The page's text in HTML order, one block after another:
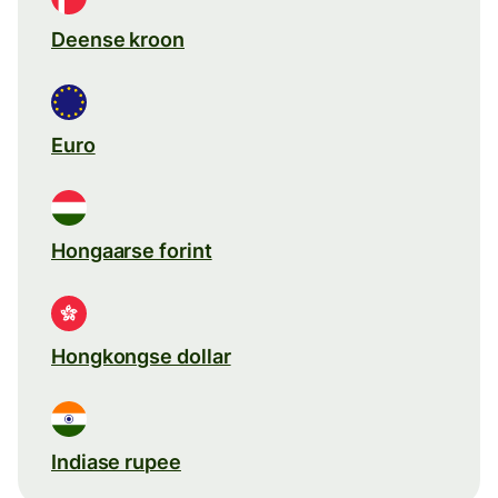
Deense kroon
Euro
Hongaarse forint
Hongkongse dollar
Indiase rupee